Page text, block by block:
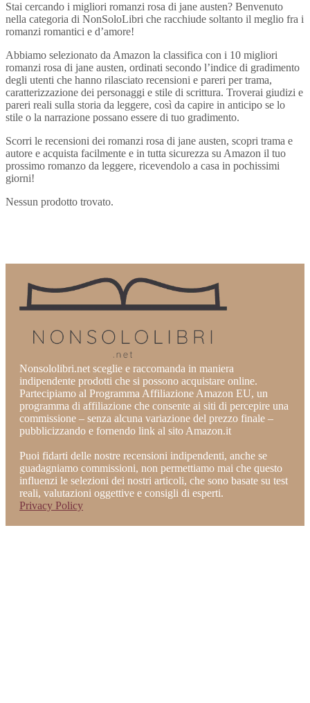
Stai cercando i migliori romanzi rosa di jane austen? Benvenuto
nella categoria di NonSoloLibri che racchiude soltanto il meglio fra i
romanzi romantici e d’amore!
Abbiamo selezionato da Amazon la classifica con i 10 migliori
romanzi rosa di jane austen, ordinati secondo l’indice di gradimento
degli utenti che hanno rilasciato recensioni e pareri per trama,
caratterizzazione dei personaggi e stile di scrittura. Troverai giudizi e
pareri reali sulla storia da leggere, così da capire in anticipo se lo
stile o la narrazione possano essere di tuo gradimento.
Scorri le recensioni dei romanzi rosa di jane austen, scopri trama e
autore e acquista facilmente e in tutta sicurezza su Amazon il tuo
prossimo romanzo da leggere, ricevendolo a casa in pochissimi
giorni!
Nessun prodotto trovato.
Nonsololibri.net sceglie e raccomanda in maniera
indipendente prodotti che si possono acquistare online.
Partecipiamo al Programma Affiliazione Amazon EU, un
programma di affiliazione che consente ai siti di percepire una
commissione – senza alcuna variazione del prezzo finale –
pubblicizzando e fornendo link al sito Amazon.it
Puoi fidarti delle nostre recensioni indipendenti, anche se
guadagniamo commissioni, non permettiamo mai che questo
influenzi le selezioni dei nostri articoli, che sono basate su test
reali, valutazioni oggettive e consigli di esperti.
Privacy Policy